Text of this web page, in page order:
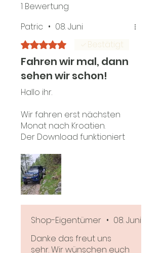
1 Bewertung
Patric • 08. Juni
Mit 5 von 5 Sternen bewertet.
Bestätigt
Fahren wir mal, dann
sehen wir schon!
Hallo ihr.
Wir fahren erst nächsten
Monat nach Kroatien.
Der Download funktioniert
ich Locus- verseucht bin
habe ich mir erst schwer
getan. Ich habe jetzt Gaia
pro dazu genommen und
werde mich in nächster
Zeit damit anfreunden.
Im übrigen bin ich sehr
begeistert von euch zwei.
Ehrlich ,nett und ihr sagt
Shop-Eigentümer • 08. Juni
Danke das freut uns
sehr. Wir wünschen euch